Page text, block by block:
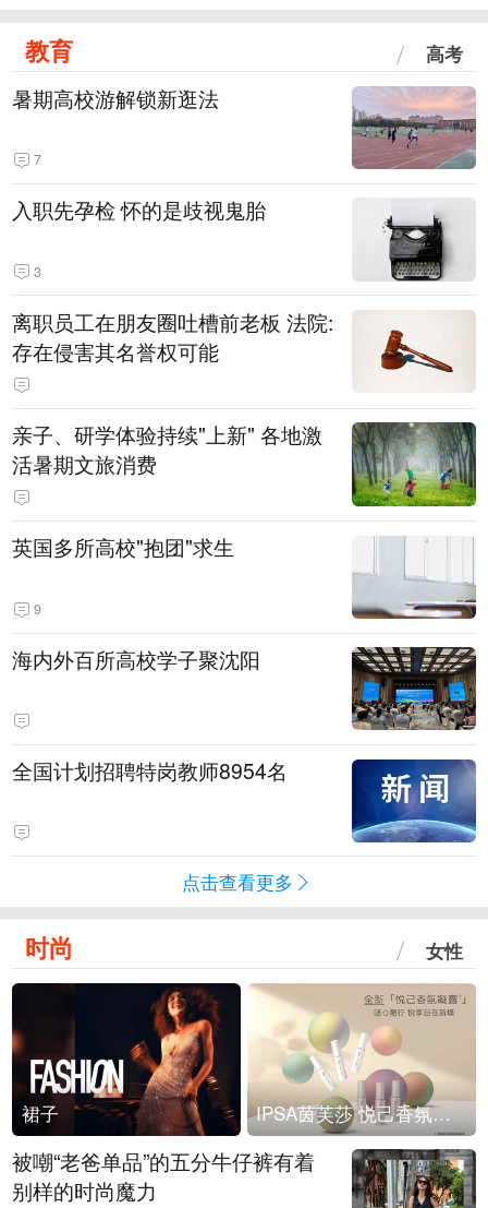
教育 高考
暑期高校游解锁新逛法
7
入职先孕检 怀的是歧视鬼胎
3
离职员工在朋友圈吐槽前老板 法院:
存在侵害其名誉权可能
亲子、研学体验持续"上新" 各地激
活暑期文旅消费
英国多所高校"抱团"求生
9
海内外百所高校学子聚沈阳
全国计划招聘特岗教师8954名
点击查看更多
时尚 女性
裙子 IPSA茵芙莎 悦己香氛凝露上市
被嘲“老爸单品”的五分牛仔裤有着
别样的时尚魔力